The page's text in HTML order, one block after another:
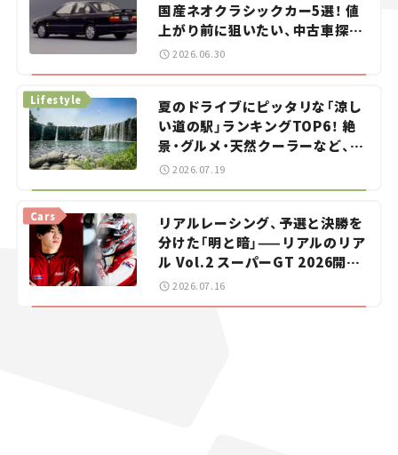
国産ネオクラシックカー5選！ 値
上がり前に狙いたい、中古車探し
をお手伝い――ちょっとイケてるマ
2026.06.30
夏のドライブにピッタリな「涼し
い道の駅」ランキングTOP6！ 絶
景・グルメ・天然クーラーなど、避
暑におすすめのスポットを紹介
【道の駅マニアの推し駅ガイド】
Lifestyle
2026.07.19
リアルレーシング、予選と決勝を
分けた「明と暗」——リアルのリア
ル Vol.2 スーパーGT 2026開幕
戦 岡山国際サーキット
Cars
2026.07.16